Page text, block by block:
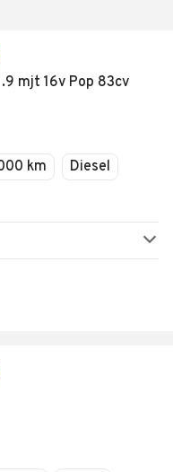
mjt 16v Pop 83cv
km
Diesel